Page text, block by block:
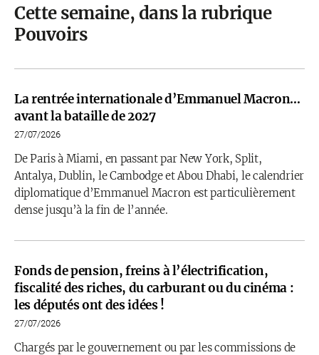
Cette semaine, dans la rubrique
Pouvoirs
La rentrée internationale d’Emmanuel Macron…
avant la bataille de 2027
27/07/2026
De Paris à Miami, en passant par New York, Split,
Antalya, Dublin, le Cambodge et Abou Dhabi, le calendrier
diplomatique d’Emmanuel Macron est particulièrement
dense jusqu’à la fin de l’année.
Fonds de pension, freins à l’électrification,
fiscalité des riches, du carburant ou du cinéma :
les députés ont des idées !
27/07/2026
Chargés par le gouvernement ou par les commissions de